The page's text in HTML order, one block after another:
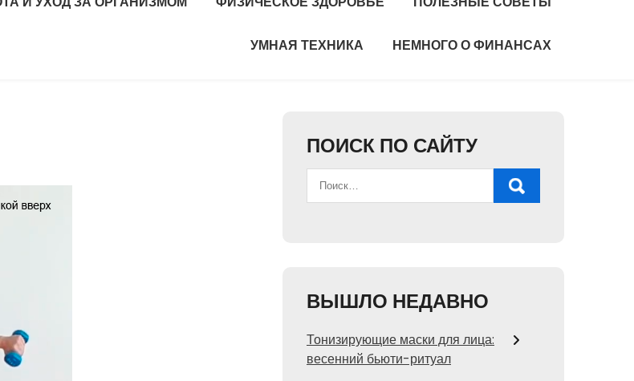
УМНАЯ ТЕХНИКА НЕМНОГО О ФИНАНСАХ
ПОИСК ПО САЙТУ
ВЫШЛО НЕДАВНО
Тонизирующие маски для лица:
весенний бьюти-ритуал